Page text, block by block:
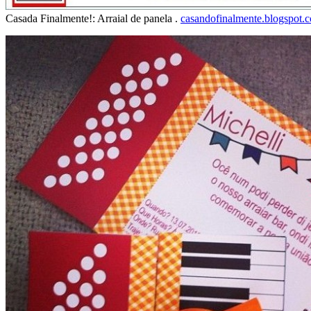
Casada Finalmente!: Arraial de panela .